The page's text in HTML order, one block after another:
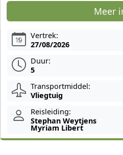
Meer
Vertrek:
27/08/2026
Duur:
5
Transportmiddel:
Vliegtuig
Reisleiding:
Stephan Weytjens
Myriam Libert